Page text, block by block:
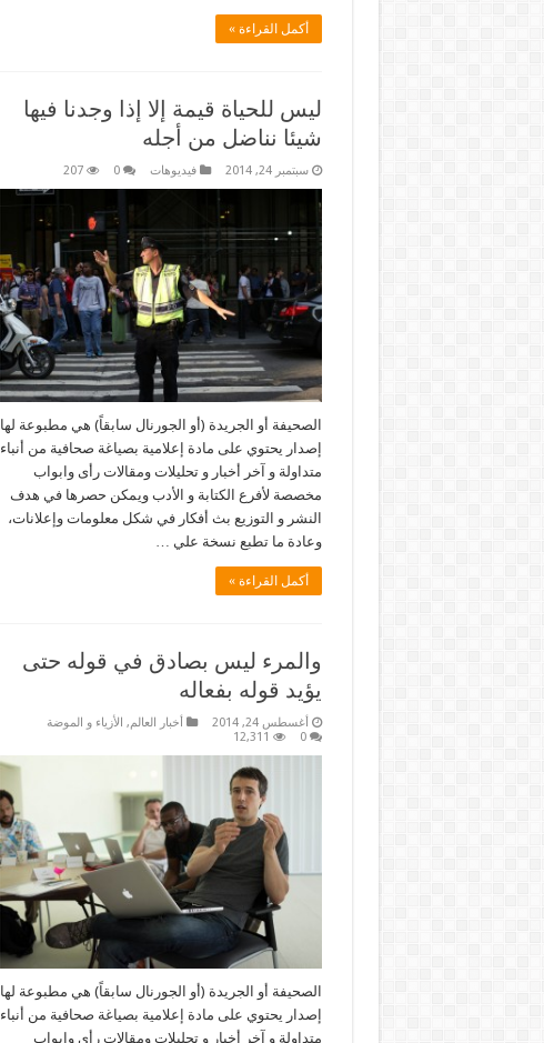
أكمل القراءة »
ليس للحياة قيمة إلا إذا وجدنا فيها
شيئا نناضل من أجله
سبتمبر 24, 2014 فيديوهات 0
207
الصحيفة أو الجريدة (أو الجورنال سابقاً) هي مطبوعة لها
إصدار يحتوي على مادة إعلامية بصياغة صحافية من أنباء
متداولة و آخر أخبار و تحليلات ومقالات رأى وابواب
مخصصة لأفرع الكتابة و الأدب ويمكن حصرها في هدف
النشر و التوزيع بث أفكار في شكل معلومات وإعلانات،
وعادة ما تطبع نسخة علي …
أكمل القراءة »
والمرء ليس بصادق في قوله حتى
يؤيد قوله بفعاله
أغسطس 24, 2014 أخبار العالم, الأزياء و الموضة
0
12,311
الصحيفة أو الجريدة (أو الجورنال سابقاً) هي مطبوعة لها
إصدار يحتوي على مادة إعلامية بصياغة صحافية من أنباء
متداولة و آخر أخبار و تحليلات ومقالات رأى وابواب